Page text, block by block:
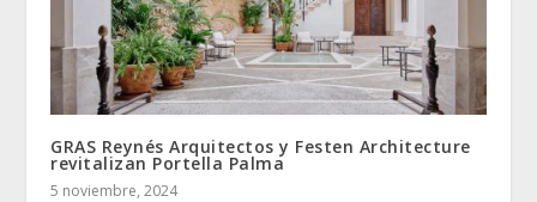
GRAS Reynés Arquitectos y Festen Architecture
revitalizan Portella Palma
5 noviembre, 2024